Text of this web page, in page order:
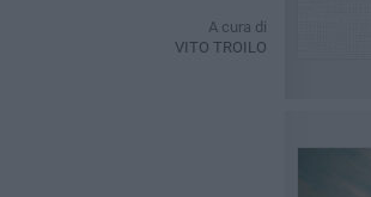
A cura di
VITO TROILO